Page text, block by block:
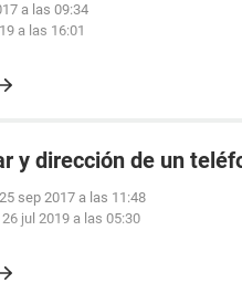
a las 09:34
a las 16:01
y dirección de un
25 sep 2017 a las 11:48
26 jul 2019 a las 05:30